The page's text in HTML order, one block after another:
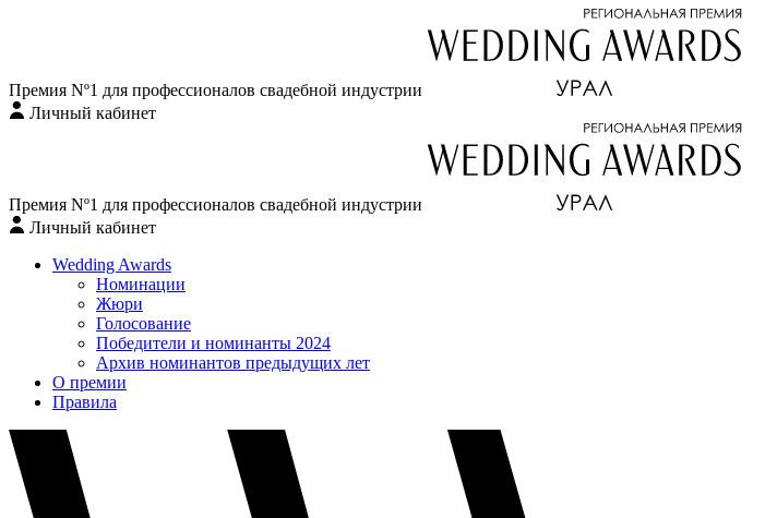
Премия Nº1 для профессионалов свадебной индустрии
Личный кабинет
Премия Nº1 для профессионалов свадебной индустрии
Личный кабинет
Wedding Awards
Номинации
Жюри
Голосование
Победители и номинанты 2024
Архив номинантов предыдущих лет
О премии
Правила